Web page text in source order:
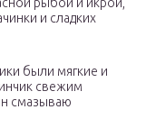
и сладких
были мягкие и
свежим
смазываю